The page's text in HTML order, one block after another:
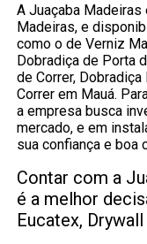
A Juaçaba
Madeiras, e
como o de Verniz
Dobradiça de Porta
de Correr,
Correr em Mauá.
a empresa busca
mercado, e em
sua confiança e boa
Contar com a
é a melhor
Eucatex,